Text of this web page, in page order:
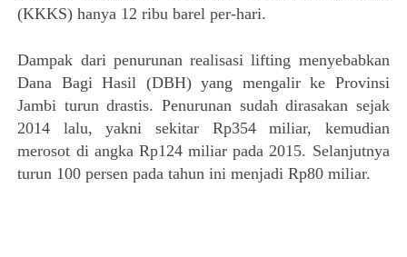
(KKKS) hanya 12 ribu barel per-hari.
Dampak dari penurunan realisasi lifting menyebabkan
Dana Bagi Hasil (DBH) yang mengalir ke Provinsi
Jambi turun drastis. Penurunan sudah dirasakan sejak
2014 lalu, yakni sekitar Rp354 miliar, kemudian
merosot di angka Rp124 miliar pada 2015. Selanjutnya
turun 100 persen pada tahun ini menjadi Rp80 miliar.